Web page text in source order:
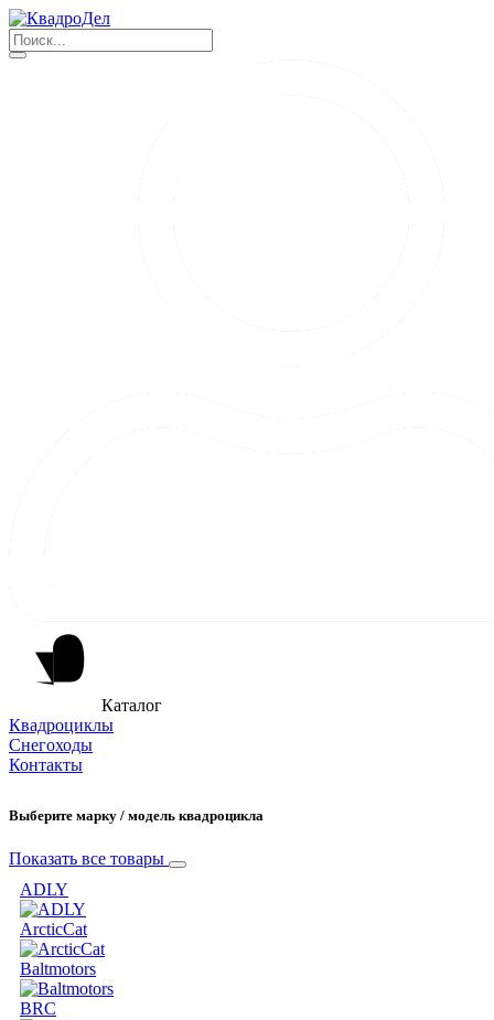
Каталог
Квадроциклы
Снегоходы
Контакты
Выберите марку / модель квадроцикла
Показать все товары
ADLY
ArcticCat
Baltmotors
BRC